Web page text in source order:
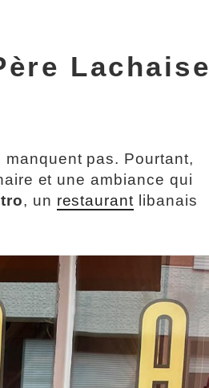
Lachaise
pas. Pourtant,
et une ambiance qui
, un restaurant libanais